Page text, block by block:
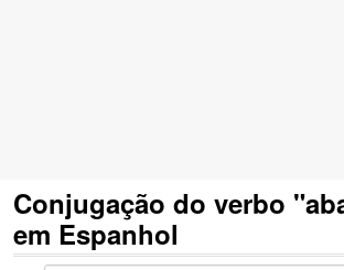
Conjugação do verbo
em Espanhol